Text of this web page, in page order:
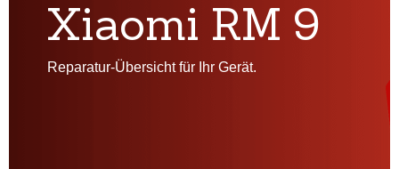
Xiaomi RM 9
Reparatur-Übersicht für Ihr Gerät.